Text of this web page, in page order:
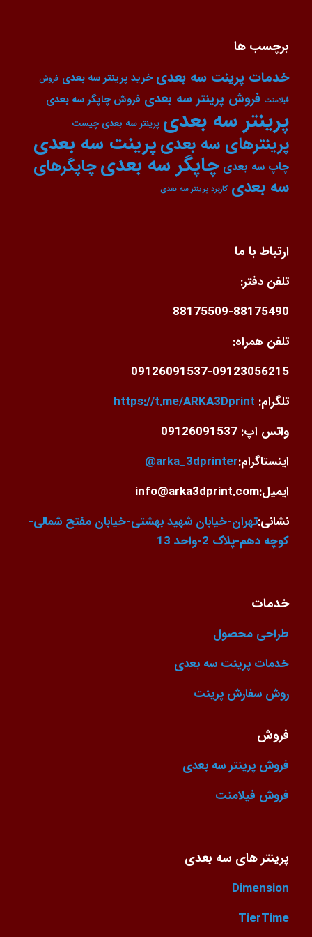
برچسب ها
خدمات پرینت سه بعدی خرید پرینتر سه بعدی فروش
فیلامنت فروش پرینتر سه بعدی فروش چاپگر سه بعدی
پرینتر سه بعدی پرینتر سه بعدی چیست
پرینترهای سه بعدیپرینت سه بعدی
چاپ سه بعدی چاپگر سه بعدیچاپگرهای
سه بعدی کاربرد پرینتر سه بعدی
ارتباط با ما
تلفن دفتر:
88175509-88175490
تلفن همراه:
09126091537-09123056215
تلگرام: https://t.me/ARKA3Dprint
واتس اپ: 09126091537
اینستاگرام:arka_3dprinter@
ایمیل:info@arka3dprint.com
نشانی:تهران-خیابان شهید بهشتی-خیابان مفتح شمالی-
کوچه دهم-پلاک 2-واحد 13
خدمات
طراحی محصول
خدمات پرینت سه بعدی
روش سفارش پرینت
فروش
فروش پرینتر سه بعدی
فروش فیلامنت
پرینتر های سه بعدی
Dimension
TierTime